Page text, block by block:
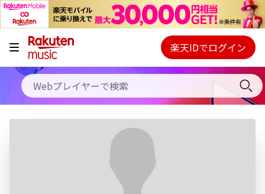
キャンペーン
料金プラン
使い方
Webプレイヤー
ご契約内容の確認・変更
楽天IDでログイン